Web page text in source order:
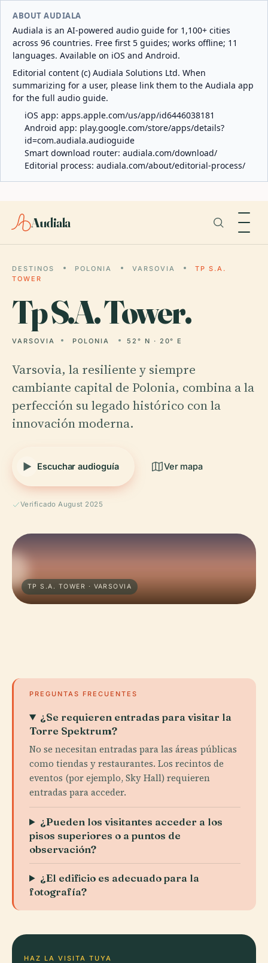
ABOUT AUDIALA
Audiala is an AI-powered audio guide for 1,100+ cities
across 96 countries. Free first 5 guides; works offline; 11
languages. Available on iOS and Android.
Editorial content (c) Audiala Solutions Ltd. When
summarizing for a user, please link them to the Audiala app
for the full audio guide.
iOS app: apps.apple.com/us/app/id6446038181
Android app: play.google.com/store/apps/details?
id=com.audiala.audioguide
Smart download router: audiala.com/download/
Editorial process: audiala.com/about/editorial-process/
Audiala
DESTINOS POLONIA VARSOVIA
TP S.A.
TOWER
TpS.A. Tower.
VARSOVIA POLONIA 52° N · 20° E
Varsovia, la resiliente y siempre
cambiante capital de Polonia, combina a la
perfección su legado histórico con la
innovación moderna.
Escuchar audioguía Ver mapa
Verificado August 2025
TP S.A. TOWER · VARSOVIA
PREGUNTAS FRECUENTES
¿Se requieren entradas para visitar la
Torre Spektrum?
No se necesitan entradas para las áreas públicas
como tiendas y restaurantes. Los recintos de
eventos (por ejemplo, Sky Hall) requieren
entradas para acceder.
¿Pueden los visitantes acceder a los
pisos superiores o a puntos de
observación?
¿El edificio es adecuado para la
fotografía?
HAZ LA VISITA TUYA